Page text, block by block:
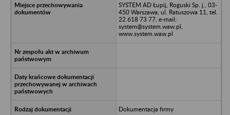
SYSTEM AD Łupij, Roguski Sp. j., 03-
450 Warszawa, ul. Ratuszowa 11, tel.
22 618 73 77, e-mail:
system@system.waw.pl,
www.system.waw.pl
Dokumentacja firmy